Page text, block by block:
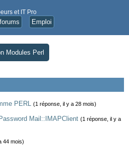
et IT Pro
Emploi
Modules Perl
PERL (1 réponse, il y a 28 mois)
Mail::IMAPClient (1 réponse, il y a
44 mois)